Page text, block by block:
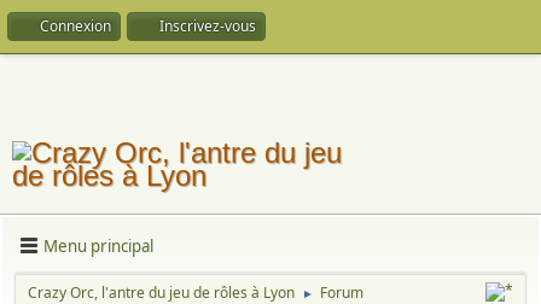
Connexion Inscrivez-vous
Menu principal
Crazy Orc, l'antre du jeu de rôles à Lyon ► Forum